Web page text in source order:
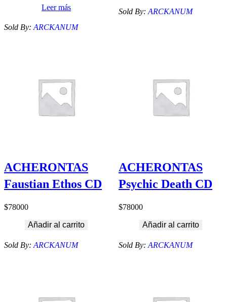
Leer más
Sold By: ARCKANUM
Sold By: ARCKANUM
ACHERONTAS
Faustian Ethos CD
$78000
Añadir al carrito
Sold By: ARCKANUM
ACHERONTAS
Psychic Death CD
$78000
Añadir al carrito
Sold By: ARCKANUM